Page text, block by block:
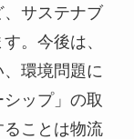
サステナブ
。今後は、
環境問題に
ップ」の取
ることは物流